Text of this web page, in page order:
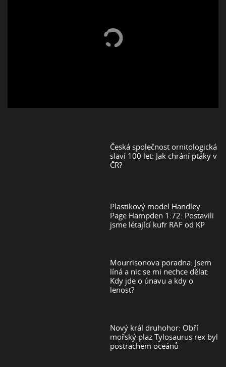
Česká společnost ornitologická
slaví 100 let: Jak chrání ptáky v
ČR?
Plastikový model Handley
Page Hampden 1:72: Postavili
jsme létající kufr RAF od KP
Mourrisonova poradna: Jsem
líná a nic se mi nechce dělat:
Kdy jde o únavu a kdy o
lenost?
Nový král druhohor: Obří
mořský plaz Tylosaurus rex byl
postrachem oceánů